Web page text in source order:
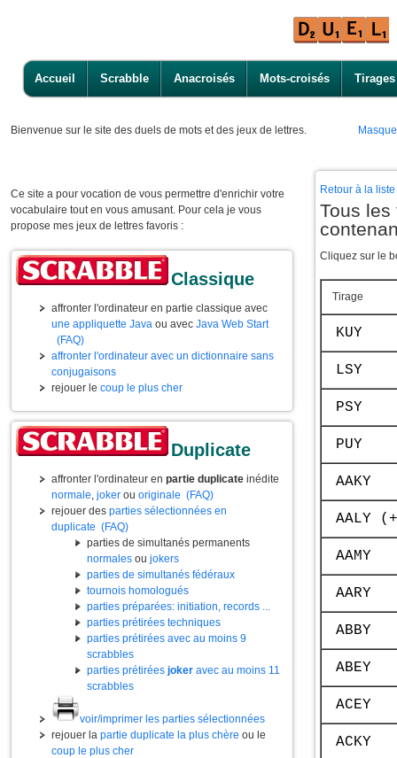
Accueil Scrabble Anacroisés Mots-croisés Tirages
Bienvenue sur le site des duels de mots et des jeux de lettres.
Ce site a pour vocation de vous permettre d'enrichir votre
vocabulaire tout en vous amusant. Pour cela je vous
propose mes jeux de lettres favoris :
Classique
affronter l'ordinateur en partie classique avec
une appliquette Java ou avec Java Web Start
(FAQ)
affronter l'ordinateur avec un dictionnaire sans
conjugaisons
rejouer le coup le plus cher
Duplicate
affronter l'ordinateur en partie duplicate inédite
normale, joker ou originale (FAQ)
rejouer des parties sélectionnées en
duplicate (FAQ)
parties de simultanés permanents
normales ou jokers
parties de simultanés fédéraux
tournois homologués
parties préparées: initiation, records ...
parties prétirées techniques
parties prétirées avec au moins 9
scrabbles
parties prétirées joker avec au moins 11
scrabbles
voir/imprimer les parties sélectionnées
rejouer la partie duplicate la plus chère ou le
coup le plus cher
Retour à la
Tous
Cliquez sur le
Tirage
KUY
LSY
PSY
PUY
AAKY
AALY
AAMY
AARY
ABBY
ABEY
ACEY
ACKY